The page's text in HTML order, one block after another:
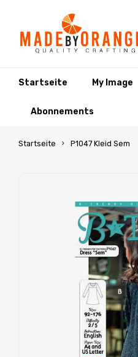
Startseite My Image
Abonnements
Startseite P1047 Kleid Sem